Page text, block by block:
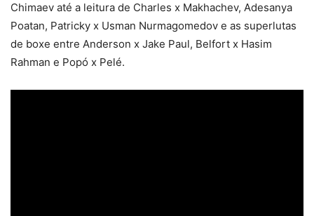
Chimaev até a leitura de Charles x Makhachev, Adesanya
Poatan, Patricky x Usman Nurmagomedov e as superlutas
de boxe entre Anderson x Jake Paul, Belfort x Hasim
Rahman e Popó x Pelé.